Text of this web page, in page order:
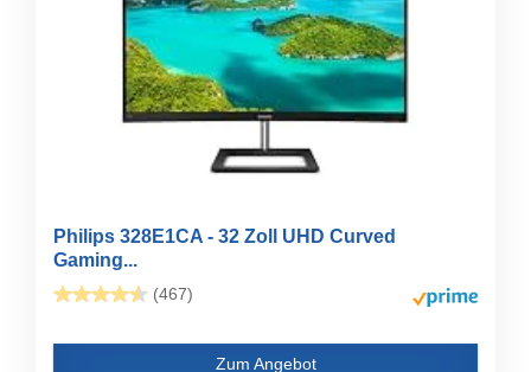
Philips 328E1CA - 32 Zoll UHD Curved
Gaming...
(467)
Zum Angebot